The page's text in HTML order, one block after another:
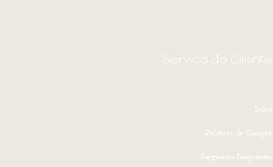
Serviço do Cliente
Sobre
Politicas de Compra
Perguntas Frequentes